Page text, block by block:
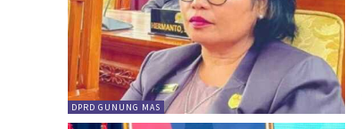
DPRD GUNUNG MAS